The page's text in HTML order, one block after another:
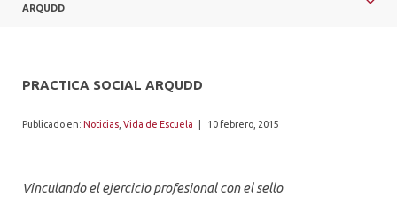
ARQUDD
PRACTICA SOCIAL ARQUDD
Publicado en: Noticias Vida de Escuela 10 febrero, 2015
Vinculando el ejercicio profesional con el sello